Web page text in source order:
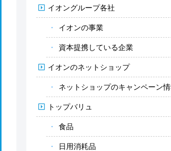
イオングループ各社
イオンの事業
資本提携している企業
イオンのネットショップ
ネットショップのキャンペーン
トップバリュ
食品
日用消耗品